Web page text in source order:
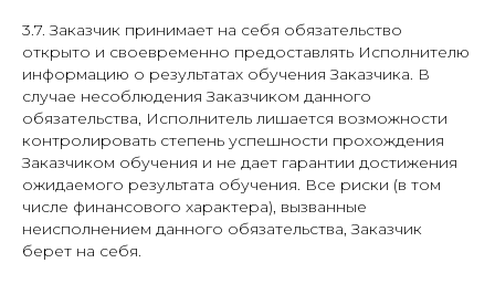
3.7. Заказчик принимает на себя обязательство
открыто и своевременно предоставлять Исполнителю
информацию о результатах обучения Заказчика. В
случае несоблюдения Заказчиком данного
обязательства, Исполнитель лишается возможности
контролировать степень успешности прохождения
Заказчиком обучения и не дает гарантии достижения
ожидаемого результата обучения. Все риски (в том
числе финансового характера), вызванные
неисполнением данного обязательства, Заказчик
берет на себя.